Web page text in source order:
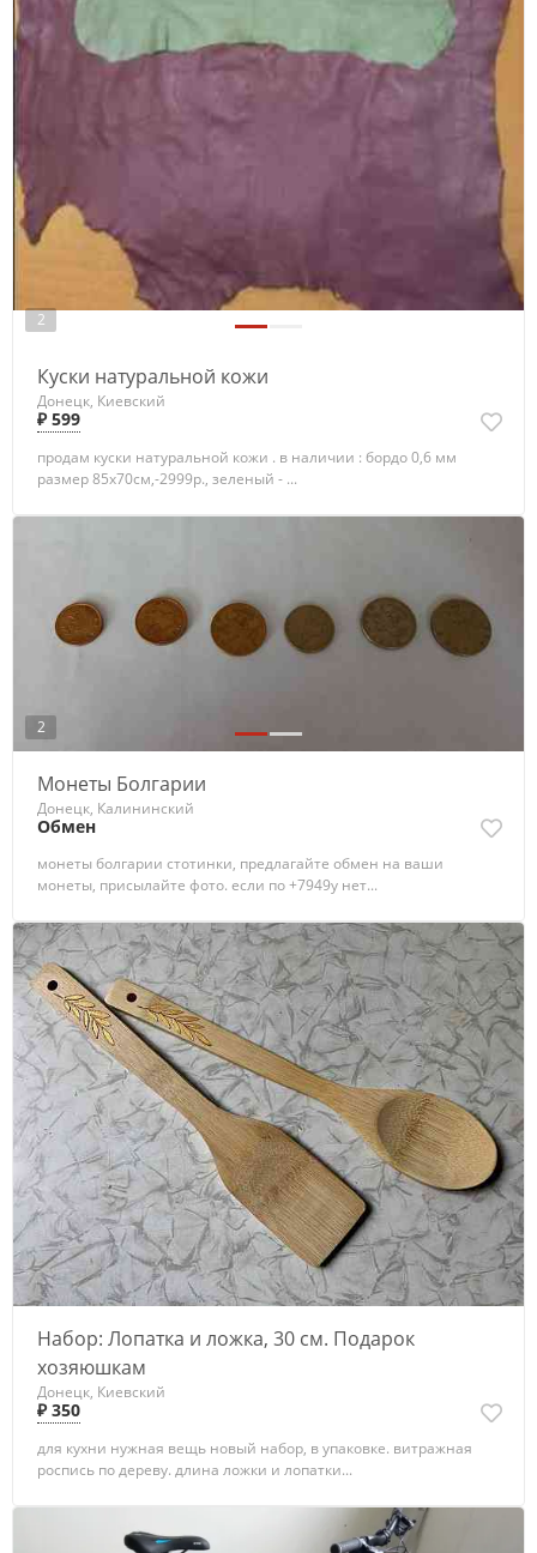
2
Куски натуральной кожи
Донецк, Киевский
₽ 599
продам куски натуральной кожи . в наличии : бордо 0,6 мм
размер 85х70см,-2999р., зеленый - ...
2
Монеты Болгарии
Донецк, Калининский
Обмен
монеты болгарии стотинки, предлагайте обмен на ваши
монеты, присылайте фото. если по +7949у нет...
Набор: Лопатка и ложка, 30 см. Подарок
хозяюшкам
Донецк, Киевский
₽ 350
для кухни нужная вещь новый набор, в упаковке. витражная
роспись по дереву. длина ложки и лопатки...